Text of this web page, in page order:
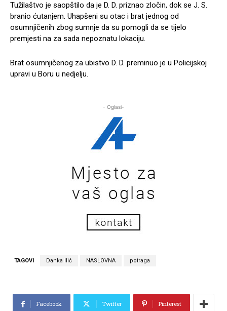
Tužilaštvo je saopštilo da je D. D. priznao zločin, dok se J. S.
branio ćutanjem. Uhapšeni su otac i brat jednog od
osumnjičenih zbog sumnje da su pomogli da se tijelo
premjesti na za sada nepoznatu lokaciju.
Brat osumnjičenog za ubistvo D. D. preminuo je u Policijskoj
upravi u Boru u nedjelju.
- Oglasi-
TAGOVI Danka Ilić NASLOVNA potraga
Facebook Twitter Pinterest